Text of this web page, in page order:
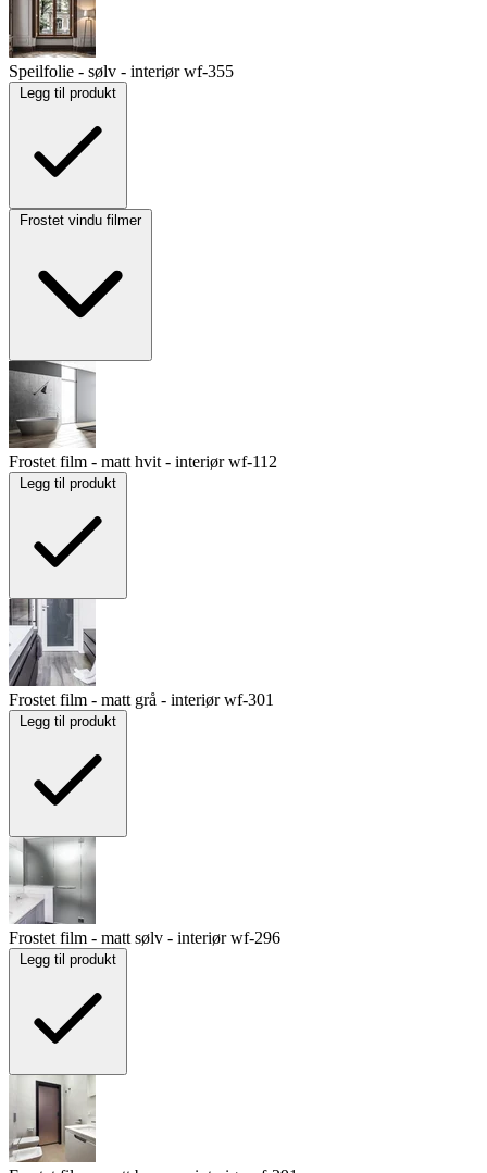
Speilfolie - sølv - interiørwf-355
Legg til produkt
Frostet vindu filmer
Frostet film - matt hvit - interiørwf-112
Legg til produkt
Frostet film - matt grå - interiørwf-301
Legg til produkt
Frostet film - matt sølv - interiørwf-296
Legg til produkt